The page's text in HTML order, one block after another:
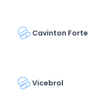
Cavinton Forte
Vicebrol